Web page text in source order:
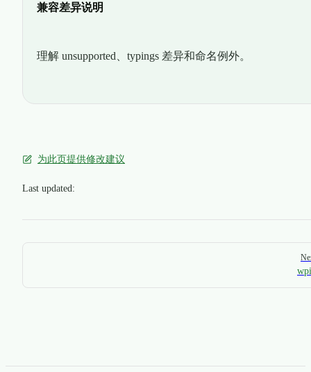
兼容差异说明
理解 unsupported、typings 差异和命名例外。
为此页提供修改建议
Last updated:
Pager